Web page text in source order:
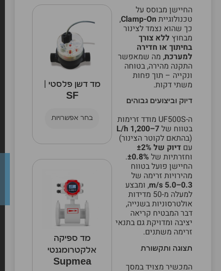
החיישן מבוסס על
טכנולוגיית Clamp-On
,
כך שהוא נצמד לצינור
מבחוץ ללא צורך
בחיתוך או חדירה
למערכת, מה שמאפשר
התקנה מהירה, בטוחה
ונקייה – תוך פחות
משתי דקות.
דיוק וביצועים גבוהים
ה-UF500S מודד זרימות
בטווח של7–1,200 L/h
(בהתאם לקוטר הצינור)
עם דיוק של ±2%
וחזרתיות של ±0.8%
.
החיישן פועל בטווח
מהירויות זרימה של
0.3–5.0 m/s , ומבצע
למעלה מ-50 מדידות
אולטרסוניות בשנייה,
דבר המבטיח קריאה
יציבה ומדויקת גם בתנאי
זרימה משתנים.
תצוגה ותקשורת
המכשיר מצויד במסך
מד דשן פלסטי |
SF
בחר אפשרויות
מד ספיקה
אלקטרומגנטי
Supmea